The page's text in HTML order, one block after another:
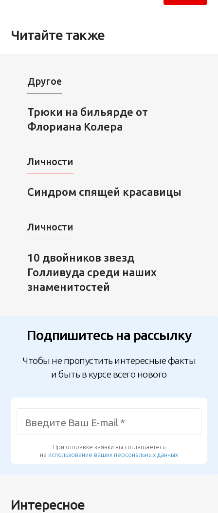
Читайте также
Другое
Трюки на бильярде от
Флориана Колера
Личности
Синдром спящей красавицы
Личности
10 двойников звезд
Голливуда среди наших
знаменитостей
Подпишитесь на рассылку
Чтобы не пропустить интересные факты
и быть в курсе всего нового
При отправке заявки вы соглашаетесь
на использование ваших персональных данных
Интересное